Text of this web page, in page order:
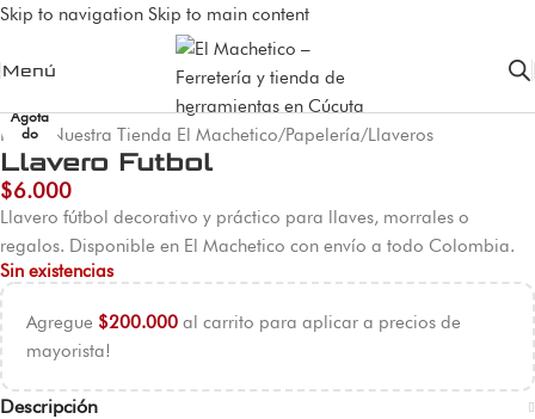
Skip to navigation Skip to main content
Menú
Agota
do
Inicio Nuestra Tienda El Machetico/Papelería/Llaveros
Llavero Futbol
$6.000
Llavero fútbol decorativo y práctico para llaves, morrales o
regalos. Disponible en El Machetico con envío a todo Colombia.
Sin existencias
Agregue $200.000 al carrito para aplicar a precios de
mayorista!
Descripción